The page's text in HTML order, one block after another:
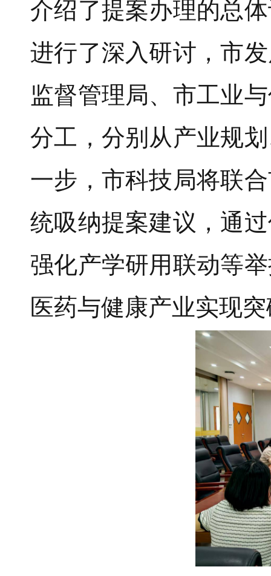
介绍了提案办理的总
进行了深入研讨，市
监督管理局、市工业
分工，分别从产业规
一步，市科技局将联
统吸纳提案建议，通
强化产学研用联动等
医药与健康产业实现